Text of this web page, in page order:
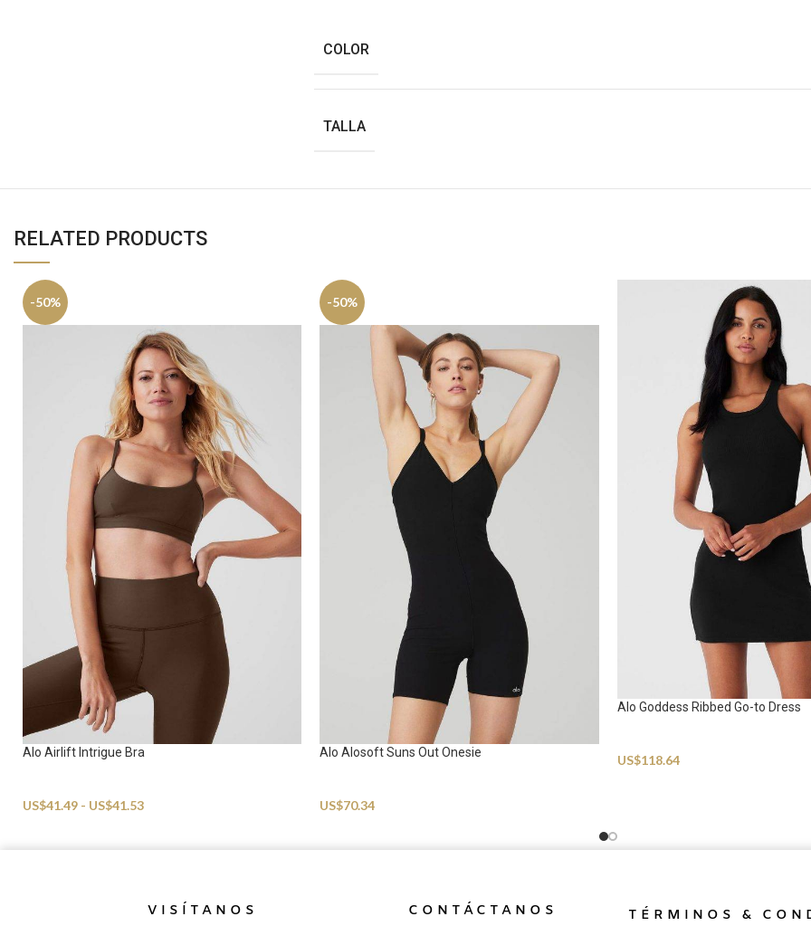
COLOR
TALLA
RELATED PRODUCTS
-50%
Alo Airlift Intrigue Bra
US$41.49 - US$41.53
-50%
Alo Alosoft Suns Out Onesie
US$70.34
Alo Goddess Ribbed Go-to Dress
US$118.64
VISÍTANOS CONTÁCTANOS TÉRMINOS &